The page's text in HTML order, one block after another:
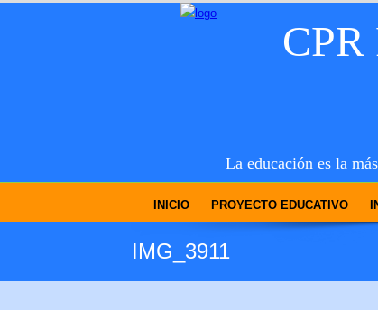
La educación es la
INICIO PROYECTO EDUCATIVO
IMG_3911